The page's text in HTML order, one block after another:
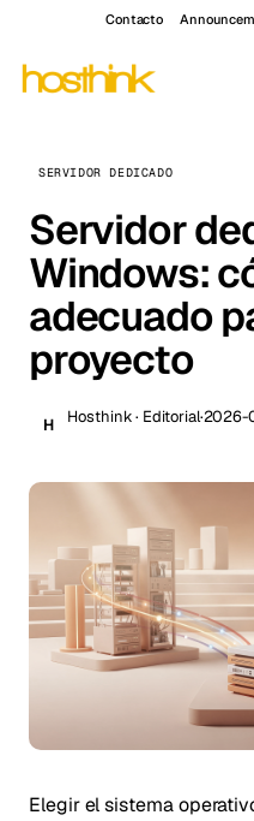
Contacto
SERVIDOR DEDICADO
Servidor
Windows:
adecuado
proyecto
H Hosthink · Editorial·2026-
Elegir el sistema